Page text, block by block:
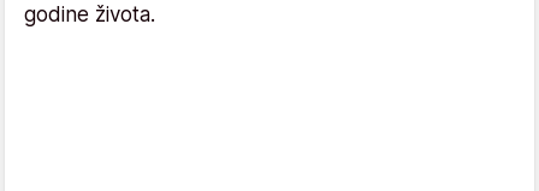
godine života.